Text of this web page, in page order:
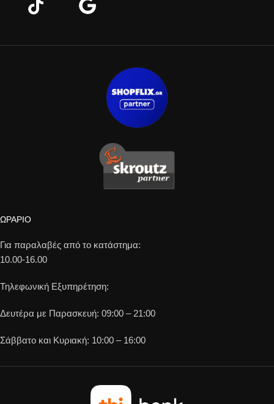
ΩΡΑΡΙΟ
Για παραλαβές από το κατάστημα:
10.00-16.00
Τηλεφωνική Εξυπηρέτηση:
Δευτέρα με Παρασκευή: 09:00 – 21:00
Σάββατο και Κυριακή: 10:00 – 16:00